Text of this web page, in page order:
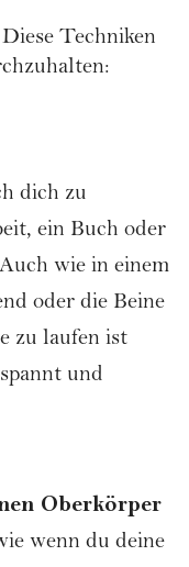
Techniken
dich zu
ein Buch oder
wie in einem
oder die Beine
zu laufen ist
und
Oberkörper
wenn du deine